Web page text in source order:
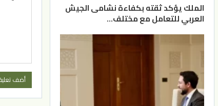
الملك يؤكد ثقته بكفاءة نشامى الجيش
العربي للتعامل مع مختلف…